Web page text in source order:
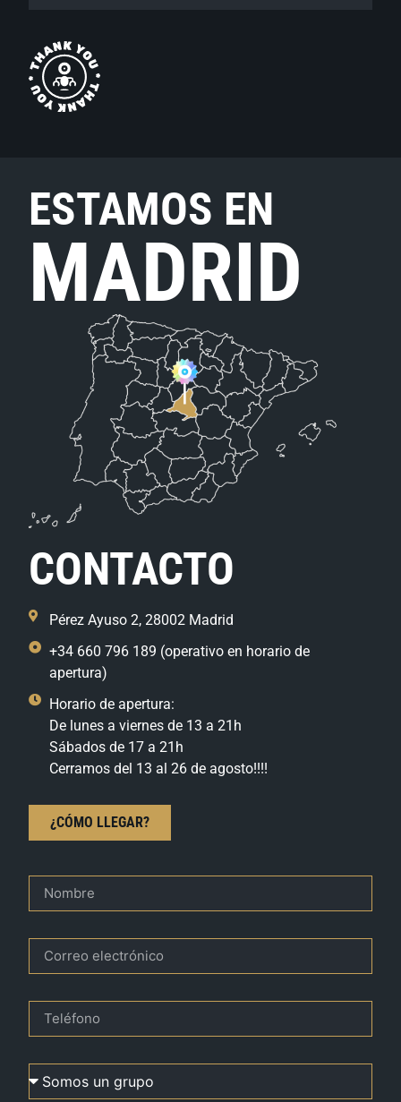
ESTAMOS EN
MADRID
CONTACTO
Pérez Ayuso 2, 28002 Madrid
+34 660 796 189 (operativo en horario de
apertura)
Horario de apertura:
De lunes a viernes de 13 a 21h
Sábados de 17 a 21h
Cerramos del 13 al 26 de agosto!!!!
¿CÓMO LLEGAR?